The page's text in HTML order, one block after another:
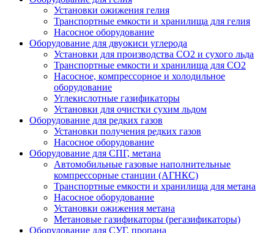
Установки ожижения гелия
Транспортные емкости и хранилища для гелия
Насосное оборудование
Оборудование для двуокиси углерода
Установки для производства СО2 и сухого льда
Транспортные емкости и хранилища для CO2
Насосное, компрессорное и холодильное
оборудование
Углекислотные газификаторы
Установки для очистки сухим льдом
Оборудование для редких газов
Установки получения редких газов
Насосное оборудование
Оборудование для СПГ, метана
Автомобильные газовые наполнительные
компрессорные станции (АГНКС)
Транспортные емкости и хранилища для метана
Насосное оборудование
Установки ожижения метана
Метановые газификаторы (регазификаторы)
Оборудование для СУГ, пропана